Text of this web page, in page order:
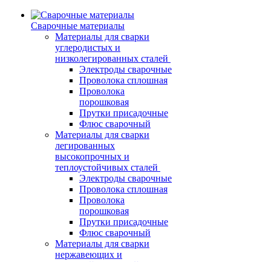
Сварочные материалы
Материалы для сварки
углеродистых и
низколегированных сталей
Электроды сварочные
Проволока сплошная
Проволока
порошковая
Прутки присадочные
Флюс сварочный
Материалы для сварки
легированных
высокопрочных и
теплоустойчивых сталей
Электроды сварочные
Проволока сплошная
Проволока
порошковая
Прутки присадочные
Флюс сварочный
Материалы для сварки
нержавеющих и